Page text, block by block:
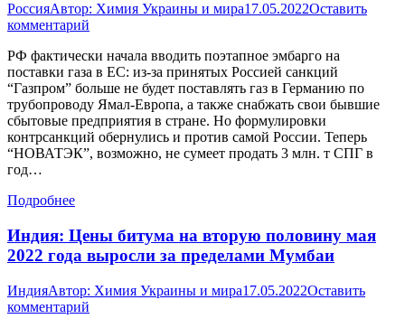
РоссияАвтор: Химия Украины и мира17.05.2022Оставить
комментарий
РФ фактически начала вводить поэтапное эмбарго на
поставки газа в ЕС: из-за принятых Россией санкций
“Газпром” больше не будет поставлять газ в Германию по
трубопроводу Ямал-Европа, а также снабжать свои бывшие
сбытовые предприятия в стране. Но формулировки
контрсанкций обернулись и против самой России. Теперь
“НОВАТЭК”, возможно, не сумеет продать 3 млн. т СПГ в
год…
Подробнее
Индия: Цены битума на вторую половину мая
2022 года выросли за пределами Мумбаи
ИндияАвтор: Химия Украины и мира17.05.2022Оставить
комментарий